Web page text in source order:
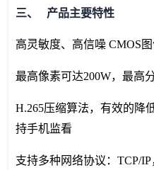
三、 产品主要特性
高灵敏度、高信噪 CMOS
最高像素可达200W，最高
H.265压缩算法，有效的降
持手机监看
支持多种网络协议： TCP/